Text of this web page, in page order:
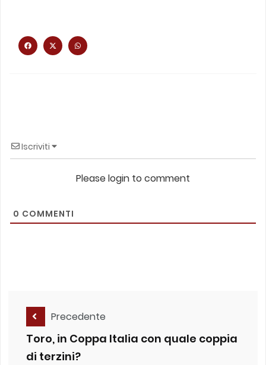
Iscriviti
Please login to comment
0 COMMENTI
Precedente
Toro, in Coppa Italia con quale coppia
di terzini?